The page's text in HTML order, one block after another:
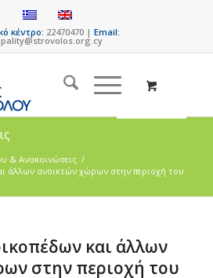
κέντρο: 22470470 |Email:
& Ανακοινώσεις /
άλλων ανοικτών χώρων στην περιοχή του
και άλλων
στην περιοχή του